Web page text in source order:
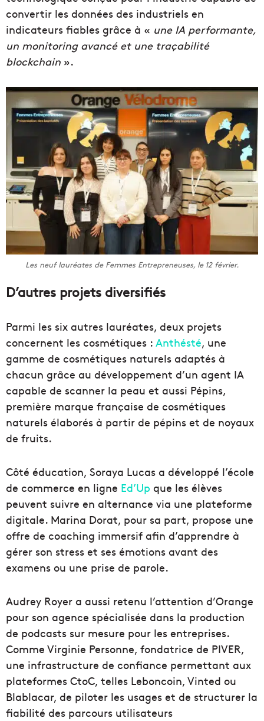
convertir les données des industriels en
indicateurs fiables grâce à « une IA performante,
un monitoring avancé et une traçabilité
blockchain ».
Les neuf lauréates de Femmes Entrepreneuses, le 12 février.
D’autres projets diversifiés
Parmi les six autres lauréates, deux projets
concernent les cosmétiques : Anthésté, une
gamme de cosmétiques naturels adaptés à
chacun grâce au développement d’un agent IA
capable de scanner la peau et aussi Pépins,
première marque française de cosmétiques
naturels élaborés à partir de pépins et de noyaux
de fruits.
Côté éducation, Soraya Lucas a développé l’école
de commerce en ligne Ed’Up que les élèves
peuvent suivre en alternance via une plateforme
digitale. Marina Dorat, pour sa part, propose une
offre de coaching immersif afin d’apprendre à
gérer son stress et ses émotions avant des
examens ou une prise de parole.
Audrey Royer a aussi retenu l’attention d’Orange
pour son agence spécialisée dans la production
de podcasts sur mesure pour les entreprises.
Comme Virginie Personne, fondatrice de PIVER,
une infrastructure de confiance permettant aux
plateformes CtoC, telles Leboncoin, Vinted ou
Blablacar, de piloter les usages et de structurer la
fiabilité des parcours utilisateurs